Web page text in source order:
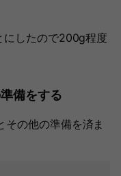
にしたので200g程度
備をする
の他の準備を済ま